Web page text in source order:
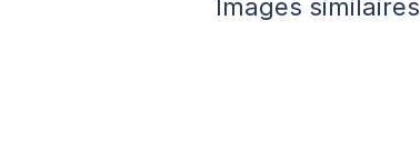
Images similaires